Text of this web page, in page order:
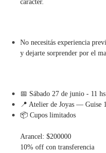
carácter.
No necesitás experiencia
y dejarte sorprender por el
📅 Sábado 27 de junio - 11 hs
📍 Atelier de Joyas — Guise
📦 Cupos limitados
Arancel: $200000
10% off con transferencia